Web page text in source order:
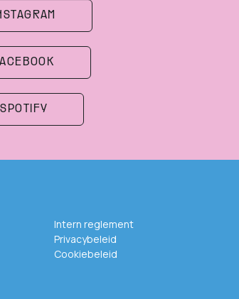
SPOTIFY
Intern reglement
Privacybeleid
Cookiebeleid